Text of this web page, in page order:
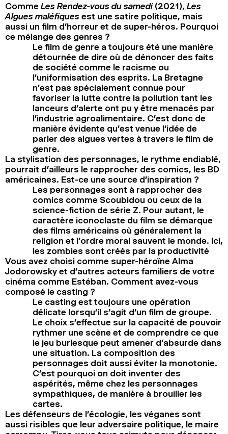
Comme Les Rendez-vous du samedi(2021), Les
Algues maléfiques est une satire politique, mais
aussi un film d’horreur et de super-héros. Pourquoi
ce mélange des genres ?
Le film de genre a toujours été une manière
détournée de dire où de dénoncer des faits
de société comme le racisme ou
l’uniformisation des esprits. La Bretagne
n’est pas spécialement connue pour
favoriser la lutte contre la pollution tant les
lanceurs d’alerte ont pu y être menacés par
l’industrie agroalimentaire. C’est donc de
manière évidente qu’est venue l’idée de
parler des algues vertes à travers le film de
genre.
La stylisation des personnages, le rythme endiablé,
pourrait d’ailleurs le rapprocher des comics, les BD
américaines. Est-ce une source d’inspiration ?
Les personnages sont à rapprocher des
comics comme Scoubidou ou ceux de la
science-fiction de série Z. Pour autant, le
caractère iconoclaste du film se démarque
des films américains où généralement la
religion et l’ordre moral sauvent le monde. Ici,
les zombies sont créés par la productivité
Vous avez choisi comme super-héroïne Alma
Jodorowsky et d’autres acteurs familiers de votre
cinéma comme Estéban. Comment avez-vous
composé le casting ?
Le casting est toujours une opération
délicate lorsqu’il s’agit d’un film de groupe.
Le choix s’effectue sur la capacité de pouvoir
rythmer une scène et de comprendre ce que
le jeu burlesque peut amener d’absurde dans
une situation. La composition des
personnages doit aussi éviter la monotonie.
C’est pourquoi on doit inventer des
aspérités, même chez les personnages
sympathiques, de manière à brouiller les
cartes.
Les défenseurs de l’écologie, les véganes sont
aussi risibles que leur adversaire politique, le maire